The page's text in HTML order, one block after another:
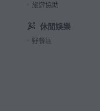
旅遊協助
休閒娛樂
野餐區